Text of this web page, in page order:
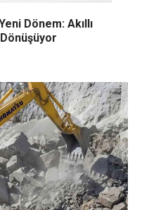
Dönem: Akıllı